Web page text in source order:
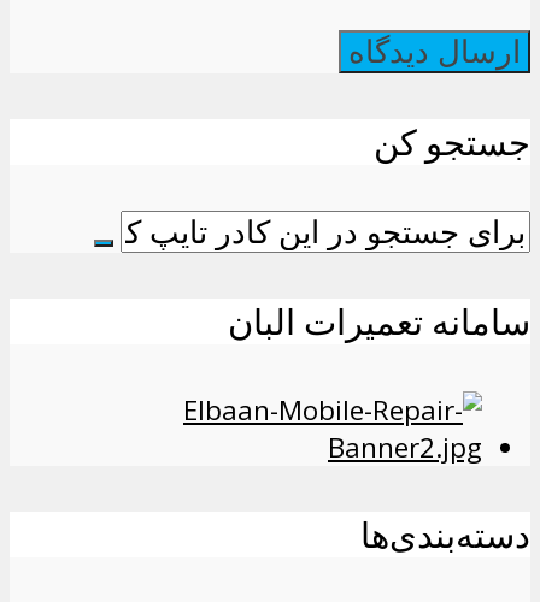
جستجو کن
سامانه تعمیرات البان
دسته‌بندی‌ها